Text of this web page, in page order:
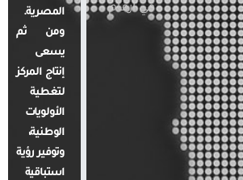
في أرقام
المصرية.
ومن ثم
يسعى
إنتاج المركز
لتغطية
الأولويات
الوطنية،
وتوفير رؤية
استباقية